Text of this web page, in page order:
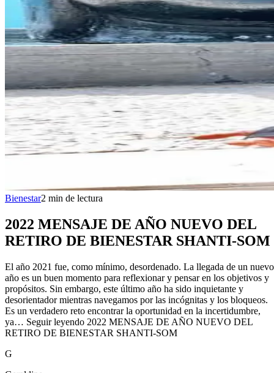
Bienestar2 min de lectura
2022 MENSAJE DE AÑO NUEVO DEL
RETIRO DE BIENESTAR SHANTI-SOM
El año 2021 fue, como mínimo, desordenado. La llegada de un nuevo
año es un buen momento para reflexionar y pensar en los objetivos y
propósitos. Sin embargo, este último año ha sido inquietante y
desorientador mientras navegamos por las incógnitas y los bloqueos.
Es un verdadero reto encontrar la oportunidad en la incertidumbre,
ya… Seguir leyendo 2022 MENSAJE DE AÑO NUEVO DEL
RETIRO DE BIENESTAR SHANTI-SOM
G